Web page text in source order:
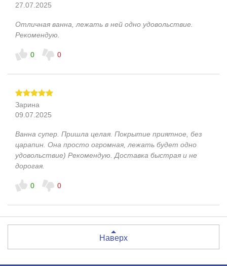
27.07.2025
Отличная ванна, лежать в ней одно удовольствие.
Рекомендую.
0 0
Зарина
09.07.2025
Ванна супер. Пришла целая. Покрытие приятное, без
царапин. Она просто огромная, лежать будет одно
удовольствие) Рекомендую. Доставка быстрая и не
дорогая.
0 0
Наверх